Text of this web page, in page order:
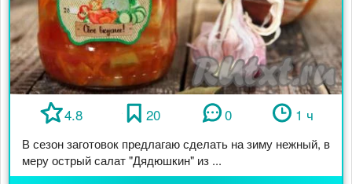
4.8 20 0 1 ч
В сезон заготовок предлагаю сделать на зиму нежный, в
меру острый салат "Дядюшкин" из ...